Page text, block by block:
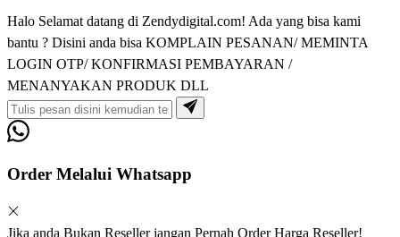
Halo Selamat datang di Zendydigital.com! Ada yang bisa kami
bantu ? Disini anda bisa KOMPLAIN PESANAN/ MEMINTA
LOGIN OTP/ KONFIRMASI PEMBAYARAN /
MENANYAKAN PRODUK DLL
Order Melalui Whatsapp
Jika anda Bukan Reseller jangan Pernah Order Harga Reseller!